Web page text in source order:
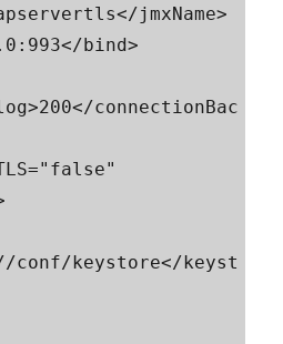
connectionBac
keystore</keyst